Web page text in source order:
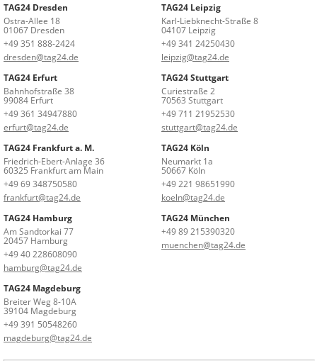
TAG24 Dresden
Ostra-Allee 18
01067 Dresden
+49 351 888-2424
dresden@tag24.de
TAG24 Leipzig
Karl-Liebknecht-Straße 8
04107 Leipzig
+49 341 24250430
leipzig@tag24.de
TAG24 Erfurt
Bahnhofstraße 38
99084 Erfurt
+49 361 34947880
erfurt@tag24.de
TAG24 Stuttgart
Curiestraße 2
70563 Stuttgart
+49 711 21952530
stuttgart@tag24.de
TAG24 Frankfurt a. M.
Friedrich-Ebert-Anlage 36
60325 Frankfurt am Main
+49 69 348750580
frankfurt@tag24.de
TAG24 Köln
Neumarkt 1a
50667 Köln
+49 221 98651990
koeln@tag24.de
TAG24 Hamburg
Am Sandtorkai 77
20457 Hamburg
+49 40 228608090
hamburg@tag24.de
TAG24 München
+49 89 215390320
muenchen@tag24.de
TAG24 Magdeburg
Breiter Weg 8-10A
39104 Magdeburg
+49 391 50548260
magdeburg@tag24.de